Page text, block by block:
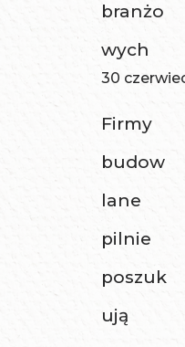
branżo
wych
30
Firmy
budow
lane
pilnie
poszuk
ują